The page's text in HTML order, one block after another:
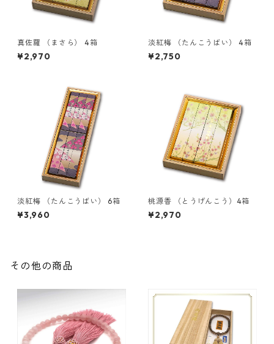
真佐羅 （まさら） 4箱
¥2,970
淡紅梅 （たんこうばい） 4箱
¥2,750
淡紅梅 （たんこうばい） 6箱
¥3,960
桃源香 （とうげんこう）4箱
¥2,970
その他の商品